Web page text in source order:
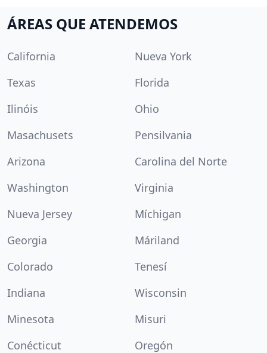
ÁREAS QUE ATENDEMOS
California
Nueva York
Texas
Florida
Ilinóis
Ohio
Masachusets
Pensilvania
Arizona
Carolina del Norte
Washington
Virginia
Nueva Jersey
Míchigan
Georgia
Máriland
Colorado
Tenesí
Indiana
Wisconsin
Minesota
Misuri
Conécticut
Oregón